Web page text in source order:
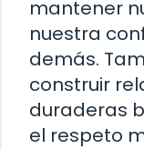
mantener
nuestra
demás.
construir
duraderas
el respeto